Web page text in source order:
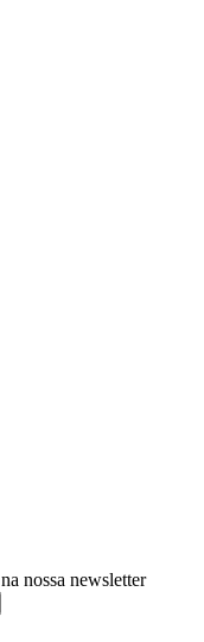
nossa newsletter